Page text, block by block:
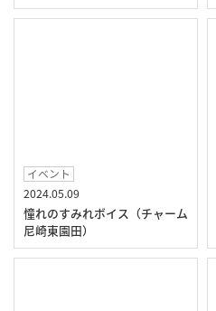
イベント
2024.05.09
憧れのすみれボイス（チャーム
尼崎東園田）